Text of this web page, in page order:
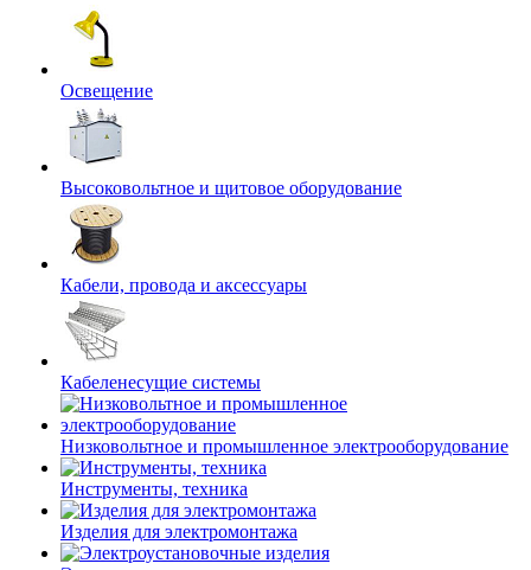
Освещение
Высоковольтное и щитовое оборудование
Кабели, провода и аксессуары
Кабеленесущие системы
Низковольтное и промышленное электрооборудование
Инструменты, техника
Изделия для электромонтажа